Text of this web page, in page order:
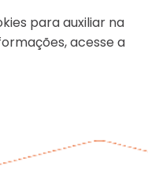
para auxiliar na
acesse a